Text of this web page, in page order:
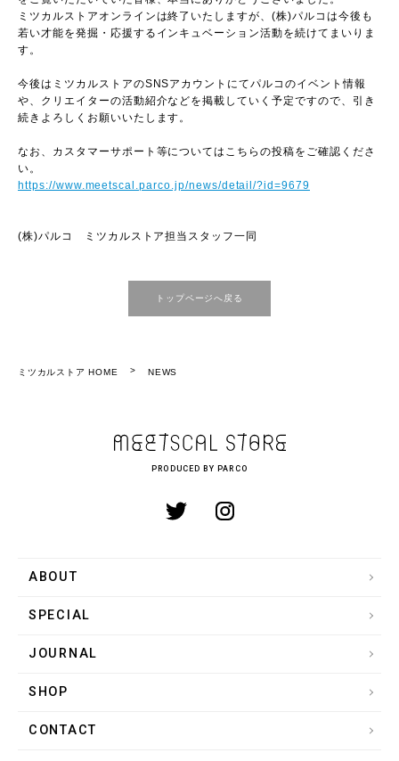
ミツカルストアオンラインは終了いたしますが、(株)パルコは今後も
若い才能を発掘・応援するインキュベーション活動を続けてまいりま
す。
今後はミツカルストアのSNSアカウントにてパルコのイベント情報
や、クリエイターの活動紹介などを掲載していく予定ですので、引き
続きよろしくお願いいたします。
なお、カスタマーサポート等についてはこちらの投稿をご確認くださ
い。
https://www.meetscal.parco.jp/news/detail/?id=9679
(株)パルコ ミツカルストア担当スタッフ一同
トップページへ戻る
ミツカルストア HOME NEWS
PRODUCED BY PARCO
ABOUT
SPECIAL
JOURNAL
SHOP
CONTACT